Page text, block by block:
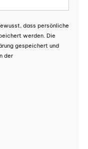
dass persönliche
werden. Die
gespeichert und
der